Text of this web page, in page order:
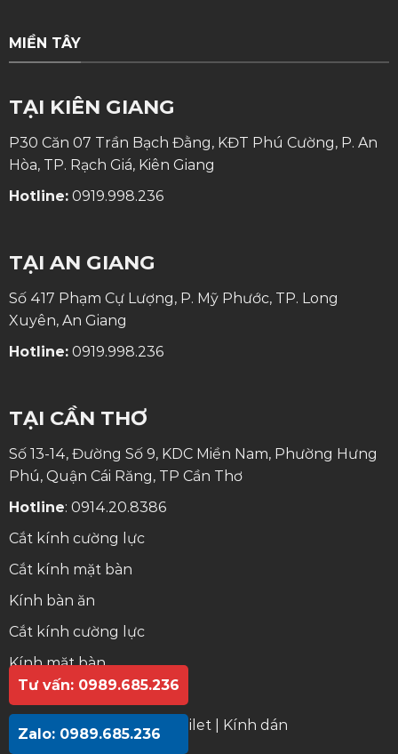
MIỀN TÂY
TẠI KIÊN GIANG
P30 Căn 07 Trần Bạch Đằng, KĐT Phú Cường, P. An
Hòa, TP. Rạch Giá, Kiên Giang
Hotline: 0919.998.236
TẠI AN GIANG
Số 417 Phạm Cự Lượng, P. Mỹ Phước, TP. Long
Xuyên, An Giang
Hotline: 0919.998.236
TẠI CẦN THƠ
Số 13-14, Đường Số 9, KDC Miền Nam, Phường Hưng
Phú, Quận Cái Răng, TP Cần Thơ
Hotline: 0914.20.8386
Cắt kính cường lực
Cắt kính mặt bàn
Kính bàn ăn
Cắt kính cường lực
Kính mặt bàn
Kính bàn ăn
Gương lavabo|Gương toilet| Kính dán
Tư vấn: 0989.685.236
Zalo: 0989.685.236